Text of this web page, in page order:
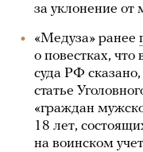
за уклонение от
«Медуза» ранее
о повестках, что
суда РФ
статье
«граждан
18 лет,
на воинском